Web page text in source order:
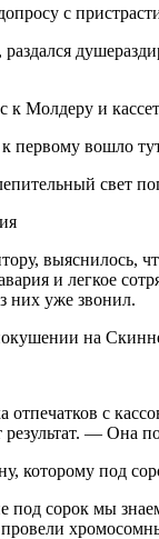
с
к Молдеру и
первому вошло
свет
выяснилось,
и легкое
них уже звонил.
на
с
— Она
под
сорок мы